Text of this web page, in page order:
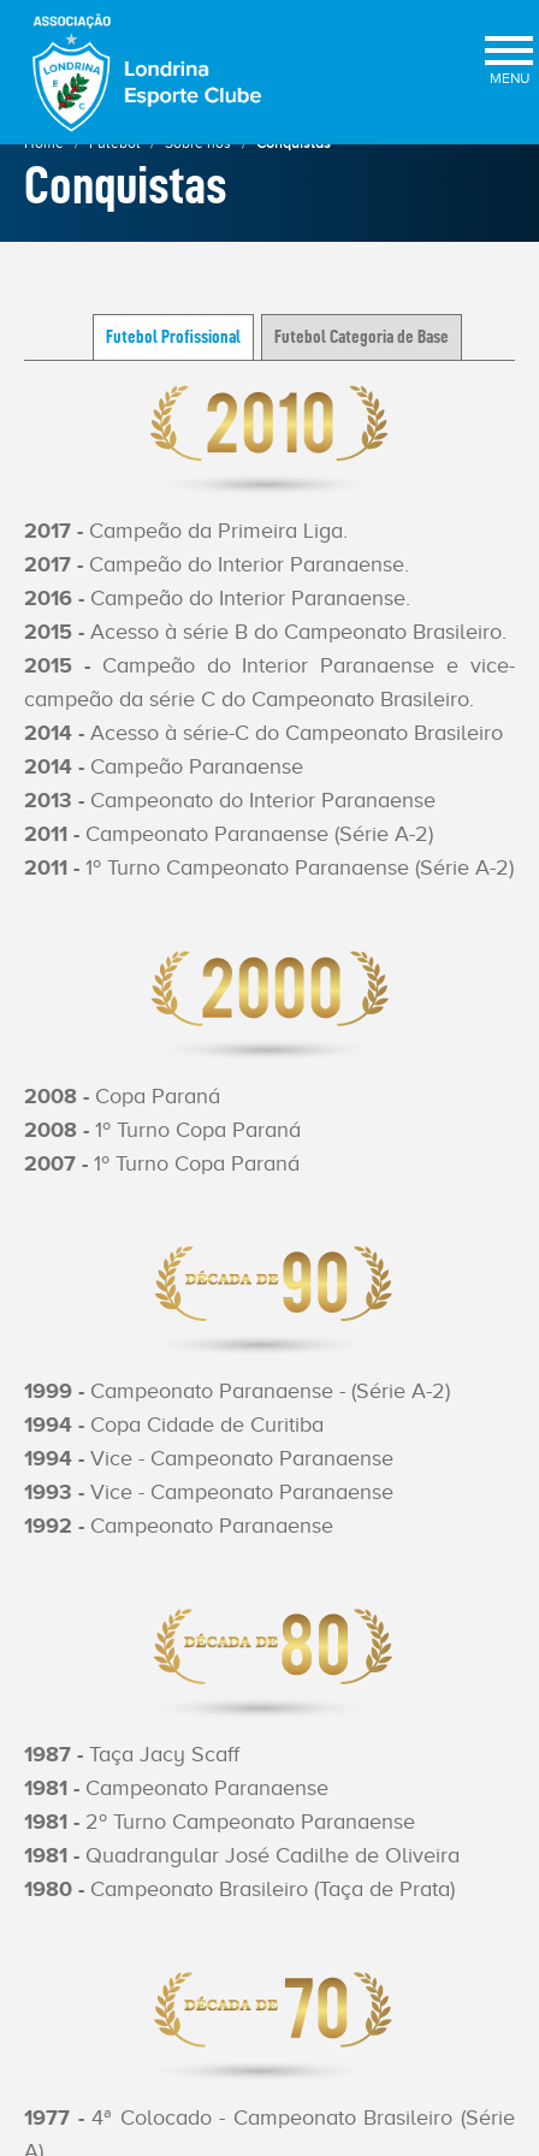
×
ACESSE
O NOVO
SITE
Home
O
Clube
Sócios
Home Futebol Sobre nós Conquistas
Conquistas
Futebol Profissional Futebol Categoria de Base
2017 - Campeão da Primeira Liga.
2017 - Campeão do Interior Paranaense.
2016 - Campeão do Interior Paranaense.
2015 - Acesso à série B do Campeonato Brasileiro.
2015 -Campeão do Interior Paranaense e vice-
campeão da série C do Campeonato Brasileiro.
2014 - Acesso à série-C do Campeonato Brasileiro
2014 - Campeão Paranaense
2013 - Campeonato do Interior Paranaense
2011 - Campeonato Paranaense (Série A-2)
2011 - 1º Turno Campeonato Paranaense (Série A-2)
2008 - Copa Paraná
2008 - 1º Turno Copa Paraná
2007 - 1º Turno Copa Paraná
1999 - Campeonato Paranaense - (Série A-2)
1994 - Copa Cidade de Curitiba
1994 - Vice - Campeonato Paranaense
1993 - Vice - Campeonato Paranaense
1992 - Campeonato Paranaense
1987 - Taça Jacy Scaff
1981 - Campeonato Paranaense
1981 - 2º Turno Campeonato Paranaense
1981 - Quadrangular José Cadilhe de Oliveira
1980 - Campeonato Brasileiro (Taça de Prata)
1977 -4ª Colocado - Campeonato Brasileiro (Série
A)